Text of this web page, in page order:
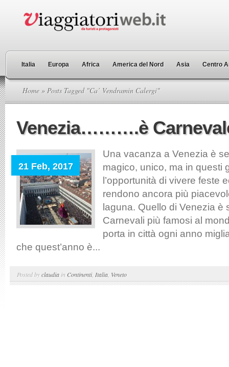
Italia Europa Africa America del Nord Asia Centro
Home » Posts Tagged "Ca’ Vendramin Calergi"
Venezia……….è
21 Feb, 2017
Una vacanza a Venezia è
magico, unico, ma in questi
l’opportunità di vivere feste
rendono ancora più
laguna. Quello di Venezia è
Carnevali più famosi al
porta in città ogni anno
che quest’anno è...
Posted byclaudia in Continenti, Italia Veneto